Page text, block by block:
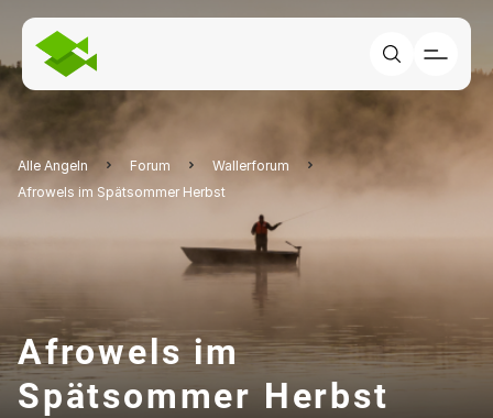
Alle Angeln Forum
Wallerforum
Afrowels im Spätsommer Herbst
Afrowels im
Spätsommer Herbst